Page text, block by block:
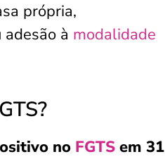
própria,
à modalidade
no FGTS em 31